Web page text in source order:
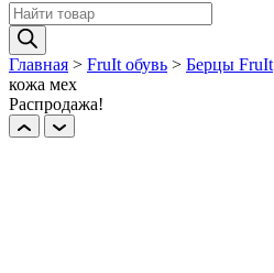
Поиск
товаров
Главная > FruIt обувь > Берцы FruIt
кожа мех
Распродажа!